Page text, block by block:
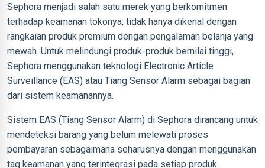
Sephora menjadi salah satu merek yang berkomitmen
terhadap keamanan tokonya, tidak hanya dikenal dengan
rangkaian produk premium dengan pengalaman belanja yang
mewah. Untuk melindungi produk-produk bernilai tinggi,
Sephora menggunakan teknologi Electronic Article
Surveillance (EAS) atau Tiang Sensor Alarm sebagai bagian
dari sistem keamanannya.
Sistem EAS (Tiang Sensor Alarm) di Sephora dirancang untuk
mendeteksi barang yang belum melewati proses
pembayaran sebagaimana seharusnya dengan menggunakan
tag keamanan yang terintegrasi pada setiap produk.